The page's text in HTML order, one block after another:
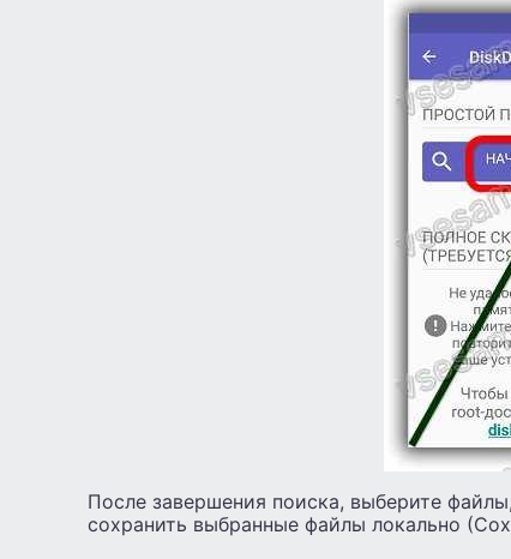
После завершения поиска, выберите
сохранить выбранные файлы локально